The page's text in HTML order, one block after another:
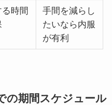
時間
手間を減らし
たいなら内服
が有利
の期間スケジュール